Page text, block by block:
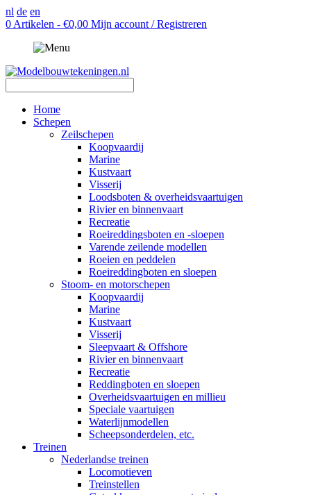
nl de en
0 Artikelen - €0,00 Mijn account / Registreren
Home
Schepen
Zeilschepen
Koopvaardij
Marine
Kustvaart
Visserij
Loodsboten & overheidsvaartuigen
Rivier en binnenvaart
Recreatie
Roeireddingsboten en -sloepen
Varende zeilende modellen
Roeien en peddelen
Roeireddingboten en sloepen
Stoom- en motorschepen
Koopvaardij
Marine
Kustvaart
Visserij
Sleepvaart & Offshore
Rivier en binnenvaart
Recreatie
Reddingboten en sloepen
Overheidsvaartuigen en millieu
Speciale vaartuigen
Waterlijnmodellen
Scheepsonderdelen, etc.
Treinen
Nederlandse treinen
Locomotieven
Treinstellen